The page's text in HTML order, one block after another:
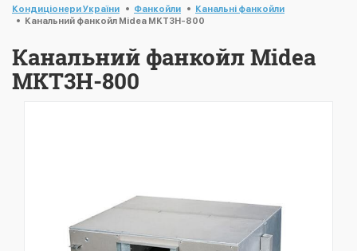
Кондиціонери України Фанкойли
Канальні фанкойли
Канальний фанкойл Midea MKT3H-800
Канальний фанкойл Midea
MKT3H-800